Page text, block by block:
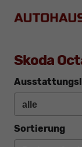
Skoda
Sortierung